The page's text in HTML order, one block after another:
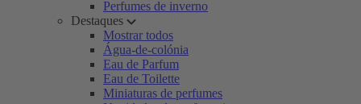
Perfumes de inverno
Destaques
Mostrar todos
Água-de-colónia
Eau de Parfum
Eau de Toilette
Miniaturas de perfumes